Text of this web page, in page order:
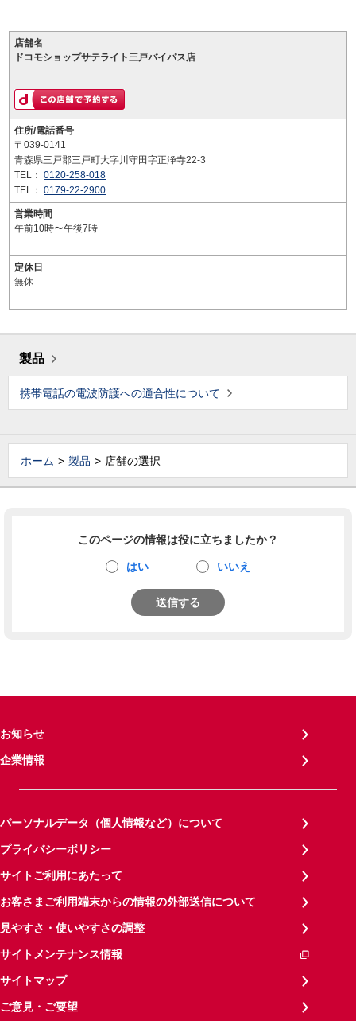
店舗名
ドコモショップサテライト三戸バイパス店
住所/電話番号
〒039-0141
青森県三戸郡三戸町大字川守田字正浄寺22-3
TEL： 0120-258-018
TEL： 0179-22-2900
営業時間
午前10時〜午後7時
定休日
無休
製品
携帯電話の電波防護への適合性について
ホーム 製品 店舗の選択
このページの情報は役に立ちましたか？
はい いいえ
送信する
お知らせ
企業情報
パーソナルデータ（個人情報など）について
プライバシーポリシー
サイトご利用にあたって
お客さまご利用端末からの情報の外部送信について
見やすさ・使いやすさの調整
サイトメンテナンス情報
サイトマップ
ご意見・ご要望